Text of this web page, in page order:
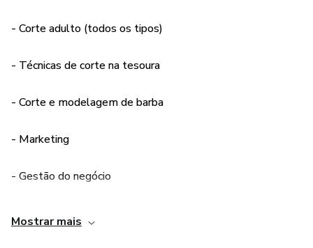
- Corte adulto (todos os tipos)
- Técnicas de corte na tesoura
- Corte e modelagem de barba
- Marketing
- Gestão do negócio
Mostrar mais